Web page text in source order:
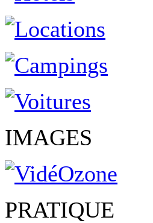
IMAGES
PRATIQUE